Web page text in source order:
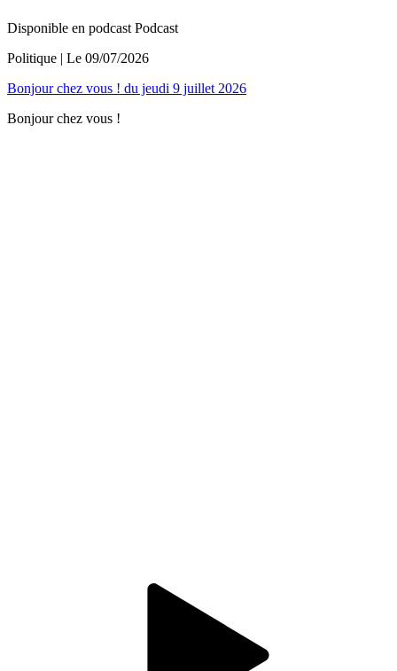
Disponible en podcast Podcast
Politique | Le 09/07/2026
Bonjour chez vous ! du jeudi 9 juillet 2026
Bonjour chez vous !